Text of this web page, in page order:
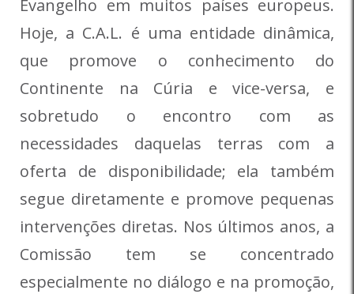
Evangelho em muitos países europeus.
Hoje, a C.A.L. é uma entidade dinâmica,
que promove o conhecimento do
Continente na Cúria e vice-versa, e
sobretudo o encontro com as
necessidades daquelas terras com a
oferta de disponibilidade; ela também
segue diretamente e promove pequenas
intervenções diretas. Nos últimos anos, a
Comissão tem se concentrado
especialmente no diálogo e na promoção,